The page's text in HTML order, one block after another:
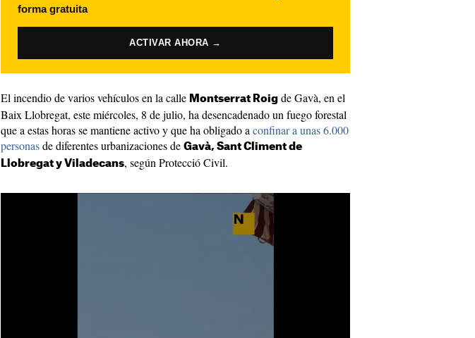
forma gratuita
ACTIVAR AHORA →
El incendio de varios vehículos en la calle Montserrat Roig de Gavà, en el
Baix Llobregat, este miércoles, 8 de julio, ha desencadenado un fuego forestal
que a estas horas se mantiene activo y que ha obligado a confinar a unas 6.000
personasde diferentes urbanizaciones de Gavà, Sant Climent de
Llobregat y Viladecans, según Protecció Civil.